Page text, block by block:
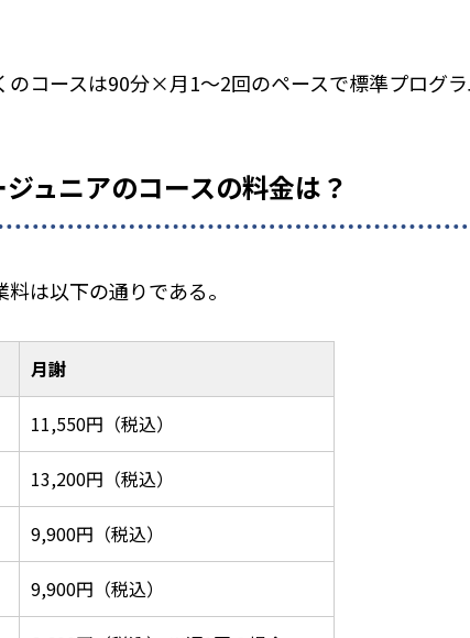
コースは90分×月1～2回のペースで標準プログラ
ュニアのコースの料金は？
は以下の通りである。
月謝
11,550円（税込）
13,200円（税込）
9,900円（税込）
9,900円（税込）